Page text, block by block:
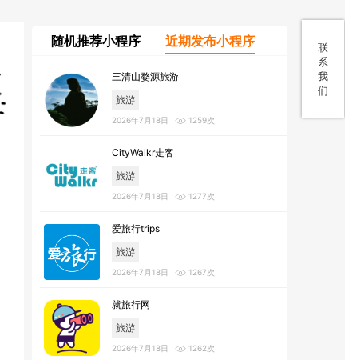
联
系
我
们
随机推荐小程序 近期发布小程序
三清山婺源旅游
旅游
2026年7月18日 1259次
CityWalkr走客
旅游
2026年7月18日 1277次
爱旅行trips
旅游
2026年7月18日 1267次
就旅行网
旅游
2026年7月18日 1262次